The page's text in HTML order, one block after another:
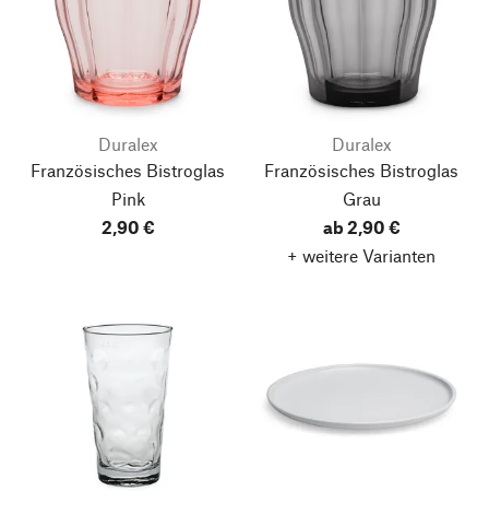
Duralex
Französisches Bistroglas
Pink
2,90 €
Duralex
Französisches Bistroglas
Grau
ab 2,90 €
+ weitere Varianten